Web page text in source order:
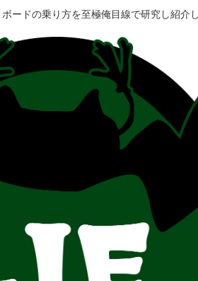
ードの乗り方を至極俺目線で研究し紹介